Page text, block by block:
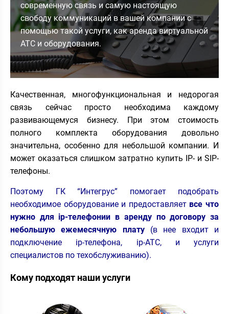
современную связь и самую настоящую
свободу коммуникаций в вашей компании с
помощью такой услуги, как аренда виртуальной
АТС и оборудования.
Качественная, многофункциональная и недорогая
связь сейчас просто необходима каждому
развивающемуся бизнесу. При этом стоимость
полного комплекта оборудования довольно
значительна, особенно для небольшой компании. И
может оказаться слишком затратно купить IP- и SIP-
телефоны.
Поэтому ГК “Интегрус” помогает подобрать
необходимое оборудование и предоставляет все что
нужно для ip-телефонии в аренду по договору за
небольшую ежемесячную плату(в нее входит и
подключение ip-телефона, ip-АТС, и услуги
специалистов по техобслуживанию).
Кому подходят наши услуги